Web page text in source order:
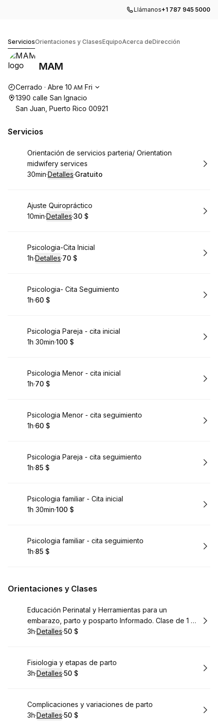
Llámanos+1 787 945 5000
ServiciosOrientaciones y ClasesEquipoAcerca deDirección
MAM
Horario de apertura
Cerrado · Abre 10 AM Fri
1390 calle San Ignacio
San Juan, Puerto Rico 00921
Servicios
Reservar
Orientación de servicios parteria/ Orientation
midwifery services
.Duración:
30min·Detalles·
.Precio
Gratuito
Reservar
Ajuste Quiropráctico
.Duración:
10min·Detalles·
.Precio
30 $
Reservar
Psicologia-Cita Inicial
.Duración
1h·Detalles·
. Precio
70 $
Reservar
Psicologia- Cita Seguimiento
.Duración
1h·
.Precio
60 $
Reservar
Psicologia Pareja - cita inicial
.Duración:
1h 30min·
.Precio
100 $
Reservar
Psicologia Menor - cita inicial
.Duración
1h·
. Precio
70 $
Reservar
Psicologia Menor - cita seguimiento
.Duración
1h·
.Precio
60 $
Reservar
Psicologia Pareja - cita seguimiento
.Duración
1h·
.Precio
85 $
Reservar
Psicologia familiar - Cita inicial
.Duración:
1h 30min·
.Precio
100 $
Reservar
Psicologia familiar - cita seguimiento
.Duración
1h·
.Precio
85 $
Orientaciones y Clases
Reservar
Educación Perinatal y Herramientas para un
embarazo, parto y posparto Informado. Clase de 1 de
5
.Duración:
3h·Detalles·
.Precio
50 $
Reservar
Fisiologia y etapas de parto
.Duración:
3h·Detalles·
.Precio
50 $
Reservar
Complicaciones y variaciones de parto
.Duración:
3h·Detalles·
.Precio
50 $